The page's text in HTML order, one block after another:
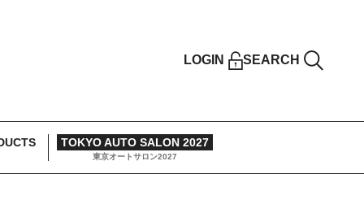
LOGIN SEARCH
TOKYO AUTO SALON 2027
東京オートサロン2027